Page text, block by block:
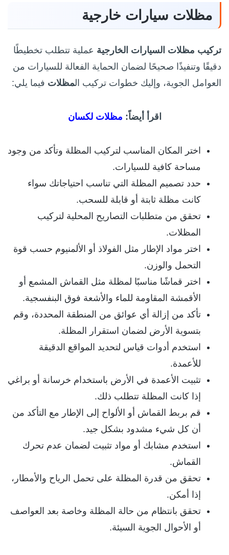
مظلات سيارات خارجية
تركيب مظلات السيارات الخارجية عملية تتطلب تخطيطًا
دقيقًا وتنفيذًا صحيحًا لضمان الحماية الفعالة للسيارات من
العوامل الجوية، وإليك خطوات تركيب المظلات فيما يلي:
اقرأ أيضاً: مظلات لكسان
اختر المكان المناسب لتركيب المظلة وتأكد من وجود
مساحة كافية للسيارات.
حدد تصميم المظلة التي تناسب احتياجاتك سواء
كانت مظلة ثابتة أو قابلة للسحب.
تحقق من متطلبات التصاريح المحلية لتركيب
المظلات.
اختر مواد الإطار مثل الفولاذ أو الألمنيوم حسب قوة
التحمل والوزن.
اختر قماشًا مناسبًا لمظلة مثل القماش المشمع أو
الأقمشة المقاومة للماء والأشعة فوق البنفسجية.
تأكد من إزالة أي عوائق من المنطقة المحددة، وقم
بتسوية الأرض لضمان استقرار المظلة.
استخدم أدوات قياس لتحديد المواقع الدقيقة
للأعمدة.
تثبيت الأعمدة في الأرض باستخدام خرسانة أو براغي
إذا كانت المظلة تتطلب ذلك.
قم بربط القماش أو الألواح إلى الإطار مع التأكد من
أن كل شيء مشدود بشكل جيد.
استخدم مشابك أو مواد تثبيت لضمان عدم تحرك
القماش.
تحقق من قدرة المظلة على تحمل الرياح والأمطار،
إذا أمكن.
تحقق بانتظام من حالة المظلة وخاصة بعد العواصف
أو الأحوال الجوية السيئة.